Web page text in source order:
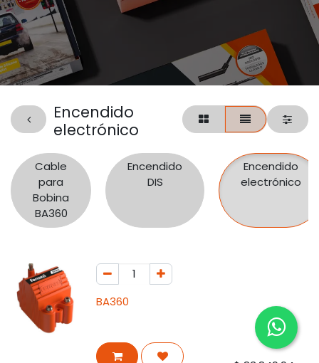
Encendido
electrónico
Cable
para
Bobina
BA360
Encendido
DIS
Encendido
electrónico
BA360